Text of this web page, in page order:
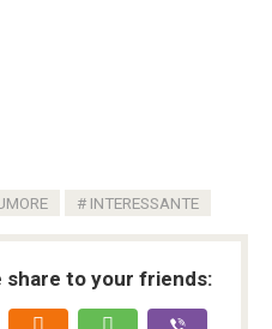
INTERESSANTE
share to your friends: